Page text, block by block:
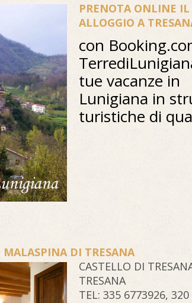
PRENOTA ONLINE
ALLOGGIO A
con
tue vacanze in
Lunigiana in
turistiche di
MALASPINA DI TRESANA
CASTELLO DI
TRESANA
TEL: 335 6773926,